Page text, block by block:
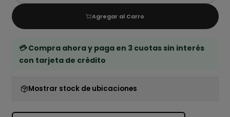
Agregar al Carro
💳 Compra ahora y paga en 3 cuotas sin interés
con tarjeta de crédito
Mostrar stock de ubicaciones